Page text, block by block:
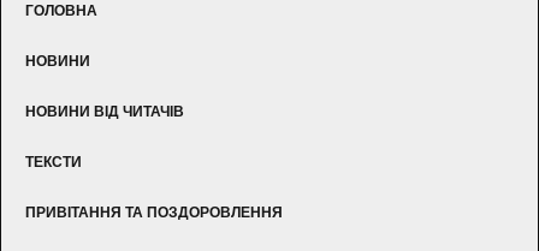
ГОЛОВНА
НОВИНИ
НОВИНИ ВІД ЧИТАЧІВ
ТЕКСТИ
ПРИВІТАННЯ ТА ПОЗДОРОВЛЕННЯ